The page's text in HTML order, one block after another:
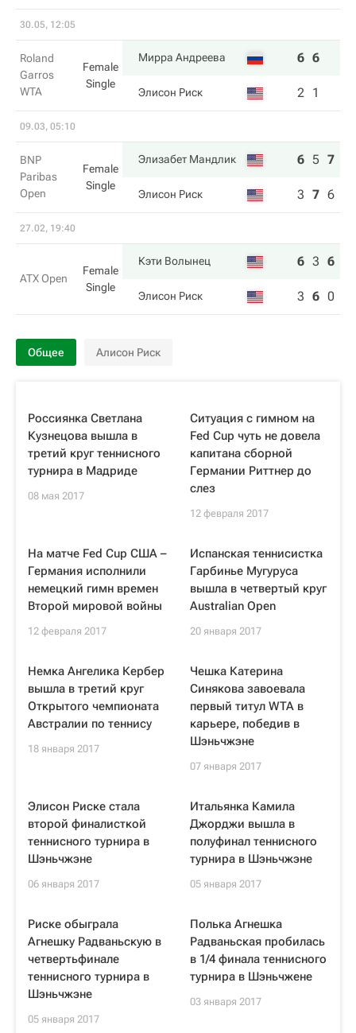
30.05, 12:05
Roland
Garros
WTA
Female
Single
Мирра Андреева 6 6
Элисон Риск 2 1
09.03, 05:10
BNP
Paribas
Open
Female
Single
Элизабет Мандлик 6 5 7
Элисон Риск 3 7 6
27.02, 19:40
ATX Open
Female
Single
Кэти Волынец 6 3 6
Элисон Риск 3 6 0
Общее Алисон Риск
Россиянка Светлана
Кузнецова вышла в
третий круг теннисного
турнира в Мадриде
08 мая 2017
Ситуация с гимном на
Fed Cup чуть не довела
капитана сборной
Германии Риттнер до
слез
12 февраля 2017
На матче Fed Cup США –
Германия исполнили
немецкий гимн времен
Второй мировой войны
12 февраля 2017
Испанская теннисистка
Гарбинье Мугуруса
вышла в четвертый круг
Australian Open
20 января 2017
Немка Ангелика Кербер
вышла в третий круг
Открытого чемпионата
Австралии по теннису
18 января 2017
Чешка Катерина
Синякова завоевала
первый титул WTA в
карьере, победив в
Шэньчжэне
07 января 2017
Элисон Риске стала
второй финалисткой
теннисного турнира в
Шэньчжэне
06 января 2017
Итальянка Камила
Джорджи вышла в
полуфинал теннисного
турнира в Шэньчжэне
05 января 2017
Риске обыграла
Агнешку Радваньскую в
четвертьфинале
теннисного турнира в
Шэньчжэне
05 января 2017
Полька Агнешка
Радваньская пробилась
в 1/4 финала теннисного
турнира в Шэньчжене
03 января 2017